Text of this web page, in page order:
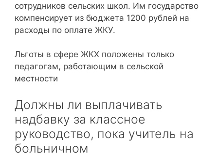
сотрудников сельских школ. Им государство
компенсирует из бюджета 1200 рублей на
расходы по оплате ЖКУ.
Льготы в сфере ЖКХ положены только
педагогам, работающим в сельской
местности
Должны ли выплачивать
надбавку за классное
руководство, пока учитель на
больничном